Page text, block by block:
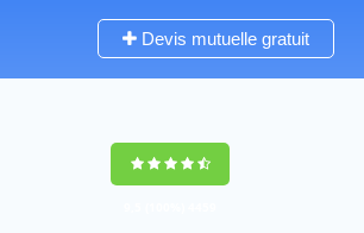
Devis mutuelle gratuit